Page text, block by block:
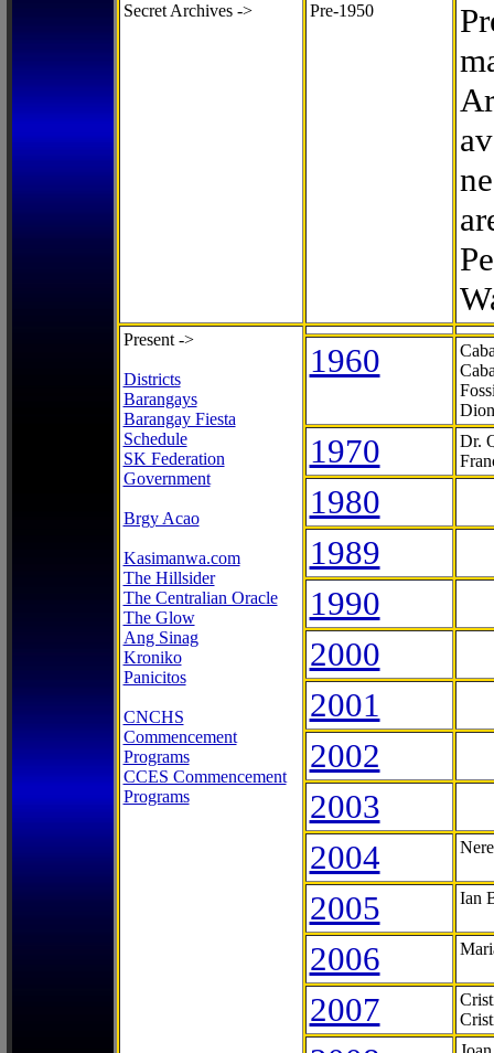
Secret Archives -> Pre-1950
Present ->
Districts
Barangays
Barangay Fiesta
Schedule
SK Federation
Government
Brgy Acao
Kasimanwa.com
The Hillsider
The Centralian Oracle
The Glow
Ang Sinag
Kroniko
Panicitos
CNCHS
Commencement
Programs
CCES Commencement
Programs
1960
1970
Dr.
1980
1989
1990
2000
2001
2002
2003
2004
2005 Ian
2006
2007